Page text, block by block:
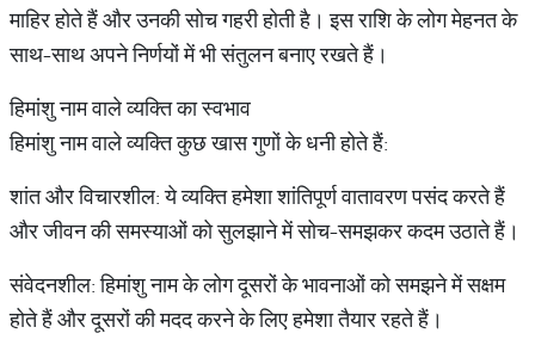
माहिर होते हैं और उनकी सोच गहरी होती है। इस राशि के लोग मेहनत के
साथ-साथ अपने निर्णयों में भी संतुलन बनाए रखते हैं।
हिमांशु नाम वाले व्यक्ति का स्वभाव
हिमांशु नाम वाले व्यक्ति कुछ खास गुणों के धनी होते हैं:
शांत और विचारशील: ये व्यक्ति हमेशा शांतिपूर्ण वातावरण पसंद करते हैं
और जीवन की समस्याओं को सुलझाने में सोच-समझकर कदम उठाते हैं।
संवेदनशील: हिमांशु नाम के लोग दूसरों के भावनाओं को समझने में सक्षम
होते हैं और दूसरों की मदद करने के लिए हमेशा तैयार रहते हैं।